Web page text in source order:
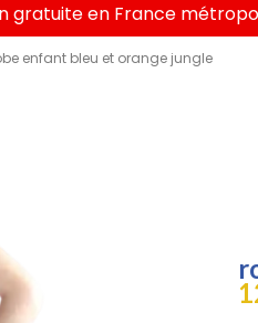
gratuite en France
enfant bleu et orange jungle